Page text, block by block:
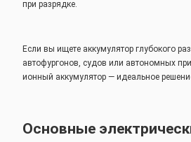
при разрядке.
Если вы ищете аккумулятор глубокого
автофургонов, судов или автономных
ионный аккумулятор — идеальное
Основные